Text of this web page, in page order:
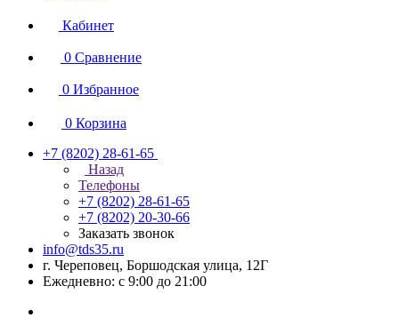
Кабинет
0 Сравнение
0 Избранное
0 Корзина
+7 (8202) 28‑61-65
Назад
Телефоны
+7 (8202) 28‑61-65
+7 (8202) 20‑30-66
Заказать звонок
info@tds35.ru
г. Череповец, Боршодская улица, 12Г
Ежедневно: с 9:00 до 21:00